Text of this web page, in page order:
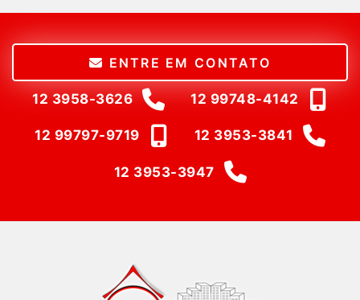
ENTRE EM CONTATO
12 3958-3626 12 99748-4142
12 99797-9719 12 3953-3841
12 3953-3947